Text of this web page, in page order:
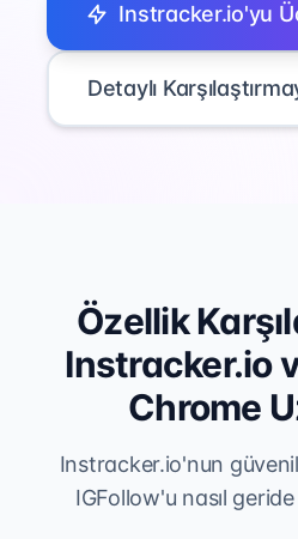
Instracker.io'yu
Detaylı
Özellik
Instracker.io
Chrome
Instracker.io'nun
IGFollow'u nasıl geride